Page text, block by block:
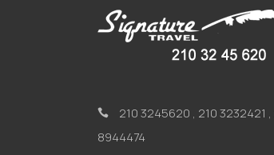
210 3245620 , 210 3232421 ,
8944474